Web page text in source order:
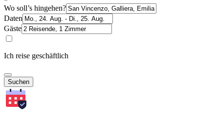
Wo soll’s hingehen?
Daten
Gäste
Ich reise geschäftlich
Suchen